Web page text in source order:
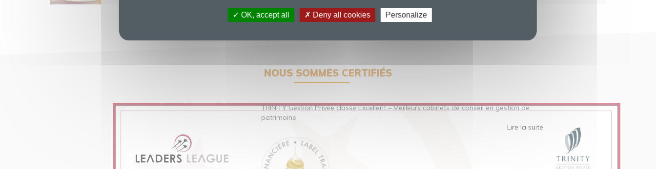
NOUS SOMMES CERTIFIÉS
TRINITY Gestion Privée classé Excellent – Meilleurs cabinets de conseil en gestion de
patrimoine
Lire la suite
OK, accept all Deny all cookies Personalize